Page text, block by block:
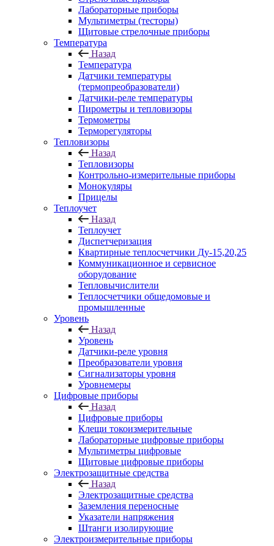
Лабораторные приборы
Мультиметры (тесторы)
Щитовые стрелочные приборы
Температура
Назад
Температура
Датчики температуры
(термопреобразователи)
Датчики-реле температуры
Пирометры и тепловизоры
Термометры
Терморегуляторы
Тепловизоры
Назад
Тепловизоры
Контрольно-измерительные приборы
Монокуляры
Прицелы
Теплоучет
Назад
Теплоучет
Диспетчеризация
Квартирные теплосчетчики Ду-15,20,25
Коммуникационное и сервисное
оборудование
Тепловычислители
Теплосчетчики общедомовые и
промышленные
Уровень
Назад
Уровень
Датчики-реле уровня
Преобразователи уровня
Сигнализаторы уровня
Уровнемеры
Цифровые приборы
Назад
Цифровые приборы
Клещи токоизмерительные
Лабораторные цифровые приборы
Мультиметры цифровые
Щитовые цифровые приборы
Электрозащитные средства
Назад
Электрозащитные средства
Заземления переносные
Указатели напряжения
Штанги изолирующие
Электроизмерительные приборы